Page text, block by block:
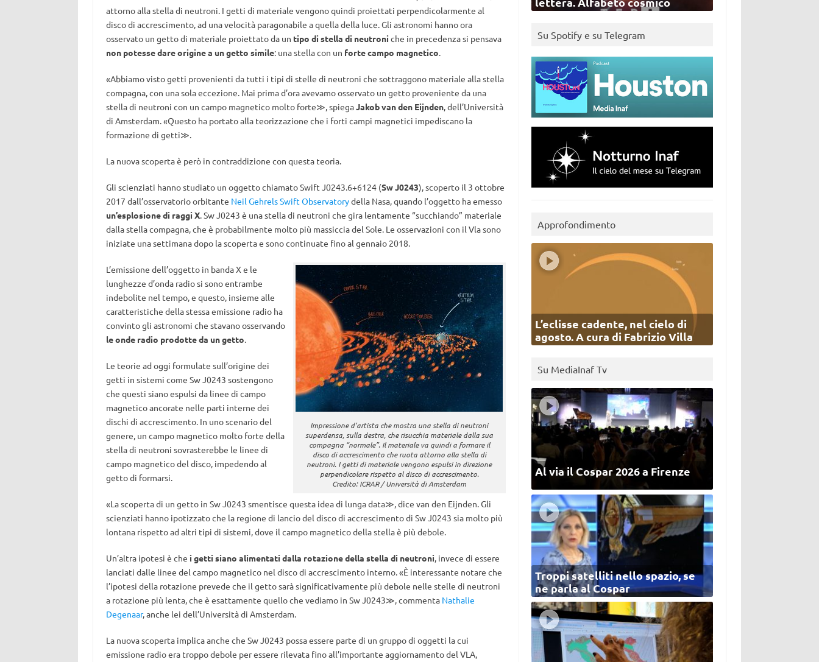
attorno alla stella di neutroni. I getti di materiale vengono quindi proiettati perpendicolarmente al
disco di accrescimento, ad una velocità paragonabile a quella della luce. Gli astronomi hanno ora
osservato un getto di materiale proiettato da un tipo di stella di neutroni che in precedenza si pensava
non potesse dare originea un getto simile: una stella con un forte campo magnetico.
«Abbiamo visto getti provenienti da tutti i tipi di stelle di neutroni che sottraggono materiale alla stella
compagna, con una sola eccezione. Mai prima d’ora avevamo osservato un getto proveniente da una
stella di neutroni con un campo magnetico molto forte≫, spiegaJakob van den Eijnden, dell’Università
di Amsterdam. «Questo ha portato alla teorizzazione che i forti campi magnetici impediscano la
formazione di getti≫.
La nuova scoperta è però in contraddizione con questa teoria.
Gli scienziati hanno studiato un oggetto chiamato Swift J0243.6+6124 (Sw J0243), scoperto il 3 ottobre
2017 dall’osservatorio orbitante Neil Gehrels Swift Observatorydella Nasa, quando l’oggetto ha emesso
un’esplosione di raggi X. Sw J0243 è una stella di neutroni che gira lentamente “succhiando” materiale
dalla stella compagna, che è probabilmente molto più massiccia del Sole. Le osservazioni con il Vla sono
iniziate una settimana dopo la scoperta e sono continuate fino al gennaio 2018.
Impressione d’artista che mostra una stella di neutroni
superdensa, sulla destra, che risucchia materiale dalla sua
compagna “normale”. Il materiale va quindi a formare il
disco di accrescimento che ruota attorno alla stella di
neutroni. I getti di materiale vengono espulsi in direzione
perpendicolare rispetto al disco di accrescimento.
Credito: ICRAR / Università di Amsterdam
L’emissione dell’oggetto in banda X e le
lunghezze d’onda radio si sono entrambe
indebolite nel tempo, e questo, insieme alle
caratteristiche della stessa emissione radio ha
convinto gli astronomi che stavano osservando
le onde radio prodotte da un getto.
Le teorie ad oggi formulate sull’origine dei
getti in sistemi come Sw J0243 sostengono
che questi siano espulsi da linee di campo
magnetico ancorate nelle parti interne dei
dischi di accrescimento. In uno scenario del
genere, un campo magnetico molto forte della
stella di neutroni sovrasterebbe le linee di
campo magnetico del disco, impedendo al
getto di formarsi.
«La scoperta di un getto in Sw J0243 smentisce questa idea di lunga data≫, dice van den Eijnden. Gli
scienziati hanno ipotizzato che la regione di lancio del disco di accrescimento di Sw J0243 sia molto più
lontana rispetto ad altri tipi di sistemi, dove il campo magnetico della stella è più debole.
Un’altra ipotesi è che i getti siano alimentati dalla rotazione della stella di neutroni, invece di essere
lanciati dalle linee del campo magnetico nel disco di accrescimento interno. «È interessante notare che
l’ipotesi della rotazione prevede che il getto sarà significativamente più debole nelle stelle di neutroni
a rotazione più lenta, che è esattamente quello che vediamo in Sw J0243≫, commenta Nathalie
Degenaar, anche lei dell’Università di Amsterdam.
La nuova scoperta implica anche che Sw J0243 possa essere parte di un gruppo di oggetti la cui
emissione radio era troppo debole per essere rilevata fino all’importante aggiornamento del VLA,
Su Spotify e su Telegram
Approfondimento
L’eclisse cadente, nel cielo di
agosto. A cura di Fabrizio Villa
Su MediaInaf Tv
Al via il Cospar 2026 a Firenze
Troppi satelliti nello spazio, se
ne parla al Cospar